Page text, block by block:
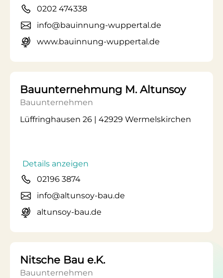
0202 474338
info@bauinnung-wuppertal.de
www.bauinnung-wuppertal.de
Bauunternehmung M. Altunsoy
Bauunternehmen
Lüffringhausen 26 | 42929 Wermelskirchen
Details anzeigen
02196 3874
info@altunsoy-bau.de
altunsoy-bau.de
Nitsche Bau e.K.
Bauunternehmen